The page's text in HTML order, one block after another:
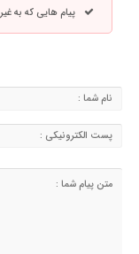
پیام هایی که به